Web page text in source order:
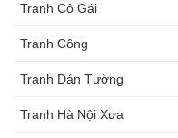
Tranh Cô Gái
Tranh Công
Tranh Dán Tường
Tranh Hà Nội Xưa